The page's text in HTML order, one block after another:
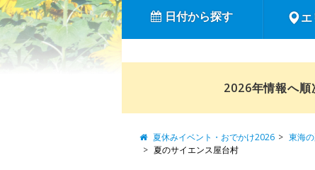
日付から探す
2026年情報へ順
夏休みイベント・おでかけ2026 東海
夏のサイエンス屋台村